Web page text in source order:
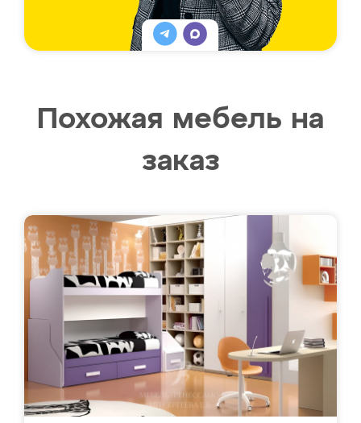
Похожая мебель на
заказ